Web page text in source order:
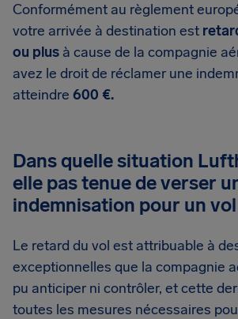
Conformément au règlement
votre arrivée à destination est
ou plus à cause de la compagnie
avez le droit de réclamer une
atteindre 600 €.
Dans quelle situation
elle pas tenue de verser
indemnisation pour un
Le retard du vol est attribuable à
exceptionnelles que la compagnie
pu anticiper ni contrôler, et cette
toutes les mesures nécessaires